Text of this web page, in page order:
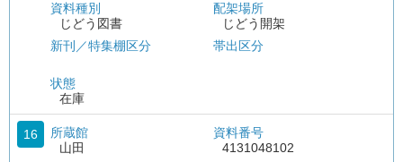
資料種別
じどう図書
新刊／特集棚区分
状態
在庫
配架場所
じどう開架
帯出区分
16
所蔵館
山田
資料番号
4131048102